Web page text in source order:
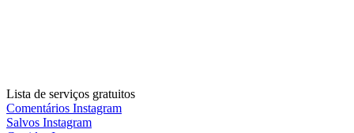
Lista de serviços gratuitos
Comentários Instagram
Salvos Instagram